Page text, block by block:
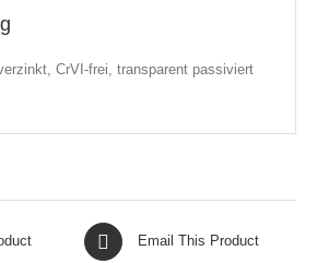
CrVI-frei, transparent passiviert
Email This Product